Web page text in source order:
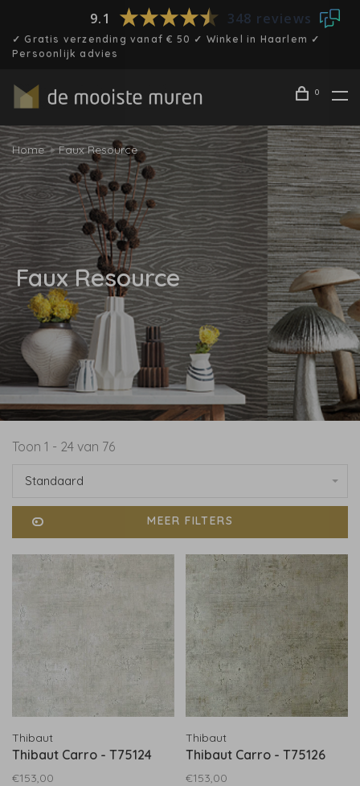
9.1 348 reviews
✓ Gratis verzending vanaf € 50 ✓ Winkel in Haarlem ✓
Persoonlijk advies
0
Home Faux Resource
Faux Resource
Toon 1 - 24 van 76
Standaard
MEER FILTERS
Thibaut
Thibaut Carro - T75124
€153,00
Thibaut
Thibaut Carro - T75126
€153,00